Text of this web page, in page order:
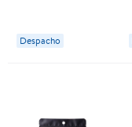
Despacho